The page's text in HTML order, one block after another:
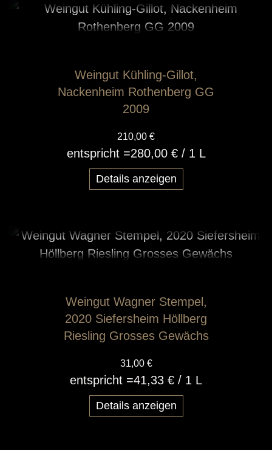
Weingut Kühling-Gillot,
Nackenheim Rothenberg GG
2009
210,00 €
entspricht =280,00 €/ 1 L
Details anzeigen
Weingut Wagner Stempel,
2020 Siefersheim Höllberg
Riesling Grosses Gewächs
31,00 €
entspricht =41,33 € / 1 L
Details anzeigen